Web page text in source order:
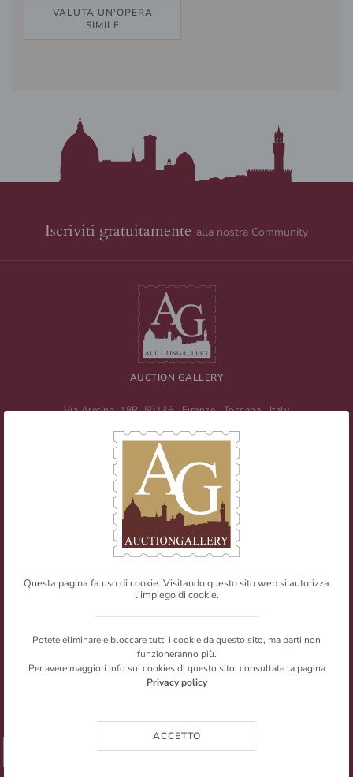
VALUTA UN'OPERA
SIMILE
Iscriviti gratuitamente alla nostra Community
AUCTION GALLERY
Via Aretina, 18R 50136 Firenze,Toscana,Italy
E-mail:info@auctiongallery.it
Partita IVA:
Filatelia Numismatica
I testi e le immagini presenti nel sito sono riproducibili citandone la
fonte.
Questa pagina fa uso di cookie. Visitando questo sito web si autorizza
l'impiego di cookie.
Potete eliminare e bloccare tutti i cookie da questo sito, ma parti non
funzioneranno più.
Per avere maggiori info sui cookies di questo sito, consultate la pagina
Privacy policy
ACCETTO